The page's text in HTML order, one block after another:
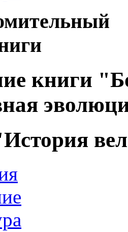
книги